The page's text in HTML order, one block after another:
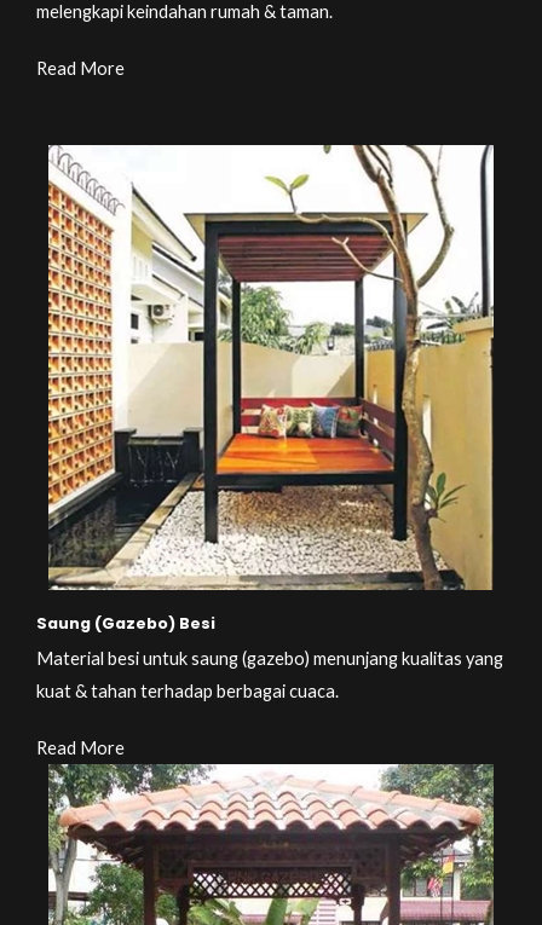
melengkapi keindahan rumah & taman.
Read More
Saung (Gazebo) Besi
Material besi untuk saung (gazebo) menunjang kualitas yang
kuat & tahan terhadap berbagai cuaca.
Read More